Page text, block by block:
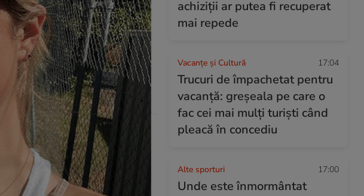
achiziții ar putea fi recuperat
mai repede
Vacanțe și Cultură 17:04
Trucuri de împachetat pentru
vacanță: greșeala pe care o
fac cei mai mulți turiști când
pleacă în concediu
Alte sporturi 17:00
Unde este înmormântat